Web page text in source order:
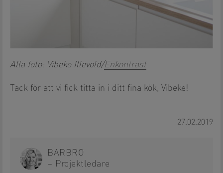
Alla foto: Vibeke Illevold/Enkontrast
Tack för att vi fick titta in i ditt fina kök, Vibeke!
27.02.2019
BARBRO
– Projektledare